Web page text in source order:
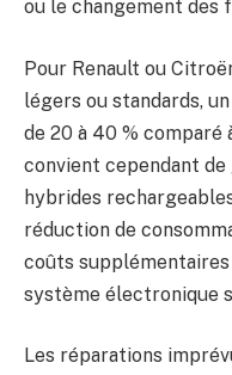
ou le changement des
Pour Renault ou
légers ou standards,
de 20 à 40 % comparé
convient cependant de
hybrides
réduction de
coûts
système électronique
Les réparations